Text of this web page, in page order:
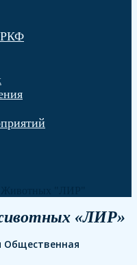
РКФ
«ЛИР»
Общественная